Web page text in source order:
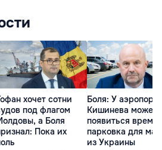
хочет сотни
под флагом
а Боля
Пока их
Боля: У аэропорта
Кишинева может
появиться
парковка для
из Украины